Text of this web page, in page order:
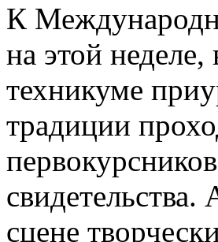
К
на этой
техникуме
традиции
сцене